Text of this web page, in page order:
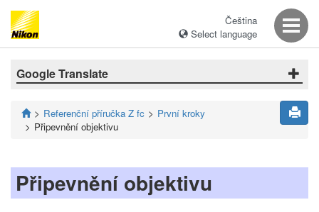
Čeština
Select language
Google Translate
Referenční příručka Z fc
První kroky
Připevnění objektivu
Připevnění objektivu